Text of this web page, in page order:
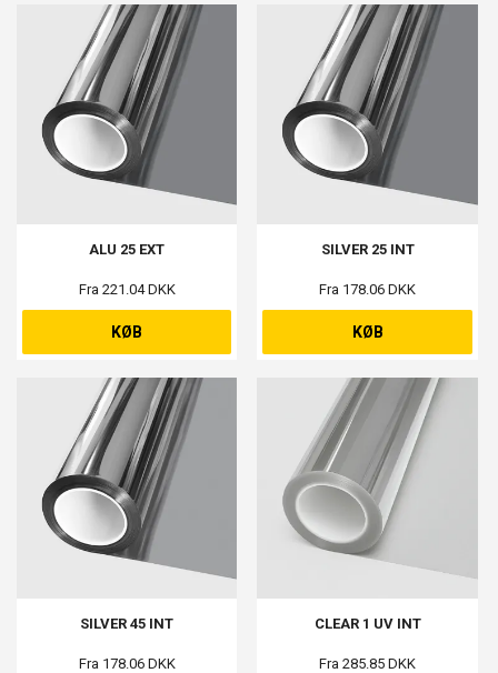
ALU 25 EXT
Fra 221.04 DKK
KØB
SILVER 25 INT
Fra 178.06 DKK
KØB
SILVER 45 INT
Fra 178.06 DKK
CLEAR 1 UV INT
Fra 285.85 DKK